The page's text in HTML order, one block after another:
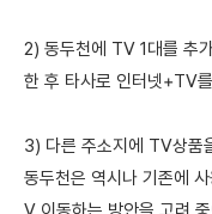
2) 동두천에 TV 1대를 추
한 후 타사로 인터넷+TV
3) 다른 주소지에 TV상품
동두천은 역시나 기존에